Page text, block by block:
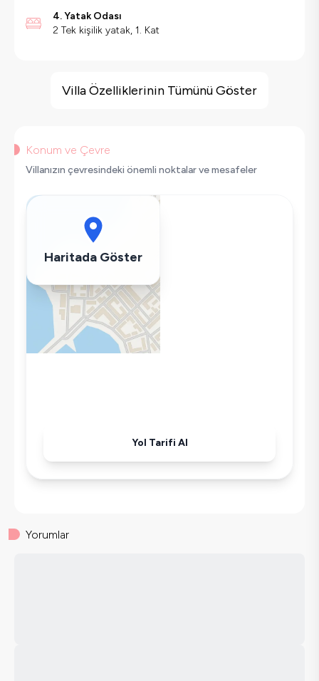
4. Yatak Odası
2 Tek kişilik yatak, 1. Kat
Geniş Ailelere Uygun
Çamaşır Makinesi
Buzdolabı
Wifi / İnternet
Tost Makinesi
Ütü
Havuz-Bahçe Bakımı
Villa Özelliklerinin Tümünü Göster
Konum ve Çevre
Villanızın çevresindeki önemli noktalar ve mesafeler
Haritada Göster
Yol Tarifi Al
Yorumlar